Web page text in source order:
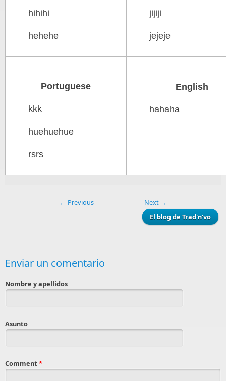
hihihi
hehehe
jijiji
jejeje
Portuguese
kkk
huehuehue
rsrs
English
hahaha
← Previous
Next →
El blog de Trad'n'vo
Enviar un comentario
Nombre y apellidos
Asunto
Comment *